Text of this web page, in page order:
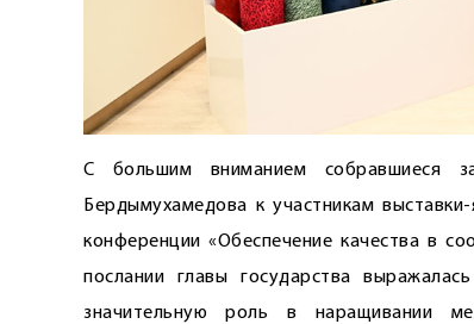
С большим вниманием собравшиеся
Бердымухамедова к участникам
конференции «Обеспечение качества в
послании главы государства
значительную роль в наращивании